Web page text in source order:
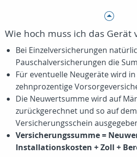
Wie hoch muss ich das Gerät
Bei Einzelversicherungen
Pauschalversicherungen die
Für eventuelle Neugeräte wird
zehnprozentige
Die Neuwertsumme wird auf
zurückgerechnet und so auf dem
Versicherungsschein
Versicherungssumme =
Installationskosten + Zoll +